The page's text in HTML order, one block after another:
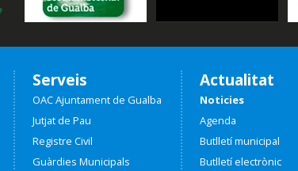
Serveis
OAC Ajuntament de Gualba
Jutjat de Pau
Registre Civil
Guàrdies Municipals
Actualitat
Noticies
Agenda
Butlletí municipal
Butlletí electrònic